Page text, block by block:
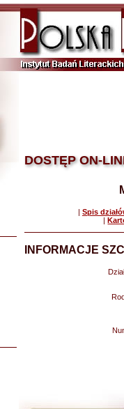
DOSTĘP ON-
| Spis
|
INFORMACJE